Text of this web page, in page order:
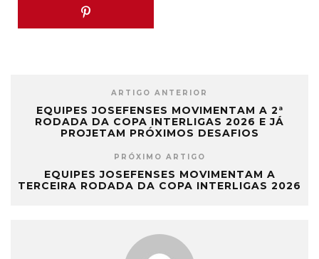
ARTIGO ANTERIOR
EQUIPES JOSEFENSES MOVIMENTAM A 2ª
RODADA DA COPA INTERLIGAS 2026 E JÁ
PROJETAM PRÓXIMOS DESAFIOS
PRÓXIMO ARTIGO
EQUIPES JOSEFENSES MOVIMENTAM A
TERCEIRA RODADA DA COPA INTERLIGAS 2026